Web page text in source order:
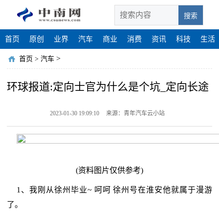
搜索
首页 原创 业界 汽车 商业 消费 资讯 科技 生活
首页 > 汽车 >
环球报道:定向士官为什么是个坑_定向长途
2023-01-30 19:09:10 来源：青年汽车云小站
(资料图片仅供参考)
1、我刚从徐州毕业~ 呵呵 徐州号在淮安他就属于漫游
了。